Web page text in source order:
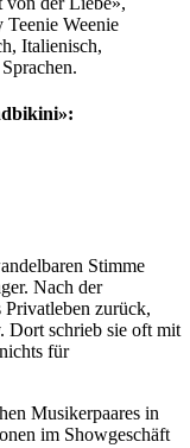
Teenie Weenie
Italienisch,
Stimme
Nach der
zurück,
Dort schrieb sie oft mit
für
Musikerpaares in
im Showgeschäft